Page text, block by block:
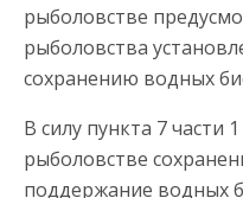
рыболовстве
рыболовства
сохранению водных
В силу пункта 7 части
рыболовстве
поддержание водных